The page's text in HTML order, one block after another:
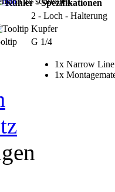
Kühler - Spezifikationen
2 - Loch - Halterung
Kupfer
G 1/4
1x Narrow
1x